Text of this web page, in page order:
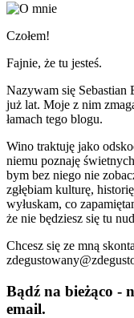
Czołem!
Fajnie, że tu jesteś.
Nazywam się
już lat. Moje z nim
łamach tego blogu.
Wino traktuję jako
niemu poznaję
bym bez niego nie
zgłębiam kulturę,
wyłuskam, co
że nie będziesz się tu
Chcesz się ze mną
Bądź na bieżąco -
email.